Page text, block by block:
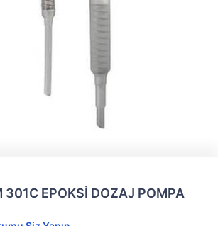
301C EPOKSİ DOZAJ POMPA